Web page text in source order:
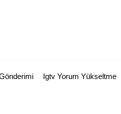
Igtv Yorum Yükseltme